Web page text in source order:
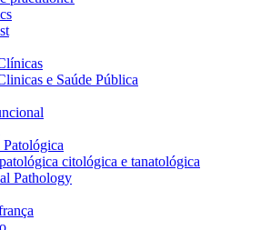
e Saúde Pública
citológica e tanatológica
Pathology